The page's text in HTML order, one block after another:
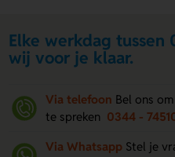
Elke werkdag tussen
wij voor je klaar.
Via telefoon Bel ons
te spreken 0344 -
Via Whatsapp Stel je